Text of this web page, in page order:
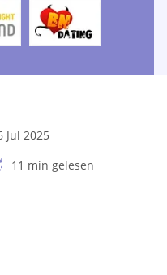
Jul 2025
11 min gelesen